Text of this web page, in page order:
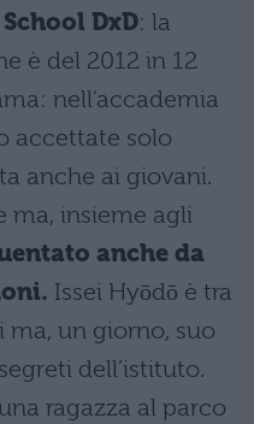
DxD: la
è del 2012 in 12
nell’accademia
accettate solo
anche ai giovani.
ma, insieme agli
anche da
Issei Hyōdō è tra
un giorno, suo
dell’istituto.
ragazza al parco